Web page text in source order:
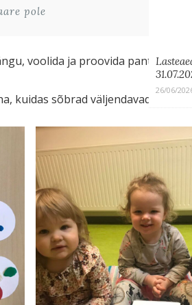
pole
voolida ja proovida pantomiimi.
kuidas sõbrad väljendavad enda
26/06/
22/06/2026
Taibud
kokku
16/06/2026
Julge